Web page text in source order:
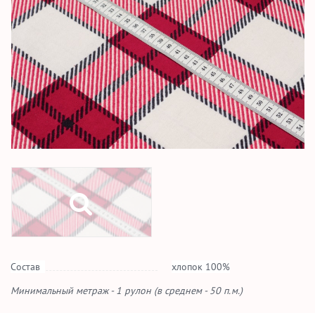
Состав
хлопок 100%
Минимальный метраж - 1 рулон (в среднем - 50 п.м.)